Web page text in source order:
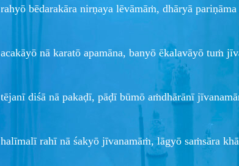
rahyō bēdarakāra nirṇaya lēvāmāṁ, dhāryā
acakāyō nā karatō apamāna, banyō ēkalavāyō tuṁ
tējanī diśā nā pakaḍī, pāḍī būmō aṁdhārānī
halīmalī rahī nā śakyō jīvanamāṁ, lāgyō saṁsāra